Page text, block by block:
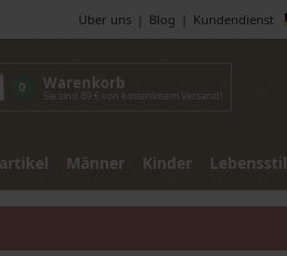
Über uns Blog Kundendienst
0 Warenkorb
Sie sind 89 € von kostenlosem Versand!
Männer Kinder Lebensstil